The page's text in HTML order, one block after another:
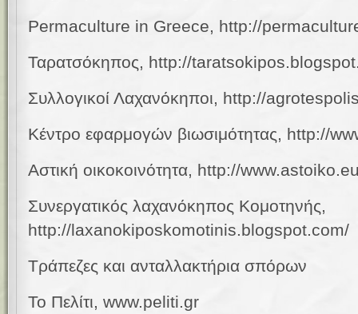
Permaculture in Greece, http://
Ταρατσόκηπος, http://
Συλλογικοί Λαχανόκηποι, http://
Κέντρο εφαρμογών βιωσιμότητας, http://
Αστική οικοκοινότητα, http://
Συνεργατικός λαχανόκηπος Κομοτηνής,
http://laxanokiposkomotinis.blogspot.com/
Τράπεζες και ανταλλακτήρια σπόρων
Το Πελίτι, www.peliti.gr